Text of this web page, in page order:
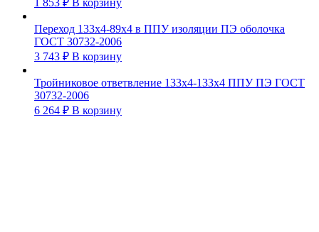
1 853 ₽ В корзину
Переход 133х4-89х4 в ППУ изоляции ПЭ оболочка
ГОСТ 30732-2006
3 743 ₽ В корзину
Тройниковое ответвление 133х4-133х4 ППУ ПЭ ГОСТ
30732-2006
6 264 ₽ В корзину